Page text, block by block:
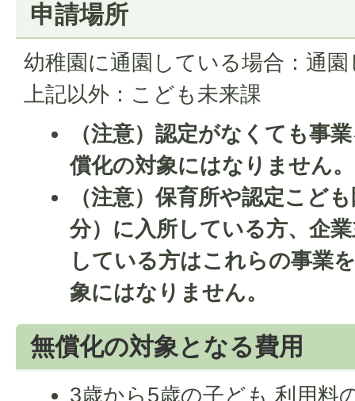
申請場所
幼稚園に通園している場合：通
上記以外：こども未来課
（注意）認定がなくても事
償化の対象にはなりません。
（注意）保育所や認定こど
分）に入所している方、企
している方はこれらの事業
象にはなりません。
無償化の対象となる費用
3歳から5歳の子ども 利用料